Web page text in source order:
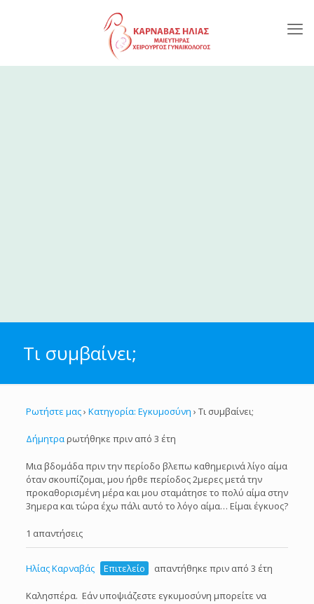
Τι συμβαίνει;
Ρωτήστε μας› Κατηγορία: Εγκυμοσύνη › Τι συμβαίνει;
Δήμητραρωτήθηκε πριν από 3 έτη
Μια βδομάδα πριν την περίοδο βλεπω καθημερινά λίγο αίμα
όταν σκουπίζομαι, μου ήρθε περίοδος 2μερες μετά την
προκαθορισμένη μέρα και μου σταμάτησε το πολύ αίμα στην
3ημερα και τώρα έχω πάλι αυτό το λόγο αίμα… Είμαι έγκυος?
1 απαντήσεις
Ηλίας Καρναβάς Επιτελείο απαντήθηκε πριν από 3 έτη
Καλησπέρα. Εάν υποψιάζεστε εγκυμοσύνη μπορείτε να